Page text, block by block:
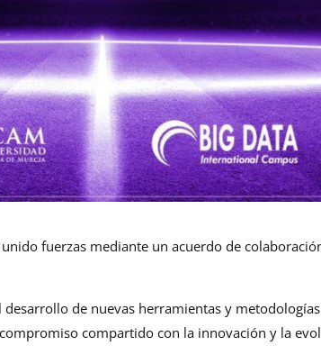
fuerzas mediante un acuerdo de
de nuevas herramientas y
compartido con la innovación y la